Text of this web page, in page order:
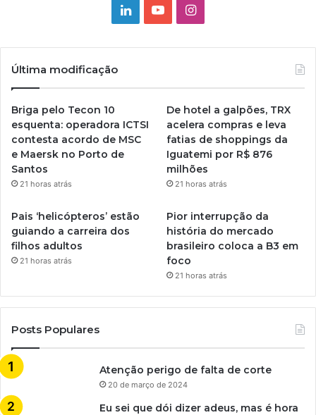
LinkedinYouTubeInstagram
Última modificação
Briga pelo Tecon 10
esquenta: operadora ICTSI
contesta acordo de MSC
e Maersk no Porto de
Santos
21 horas atrás
De hotel a galpões, TRX
acelera compras e leva
fatias de shoppings da
Iguatemi por R$ 876
milhões
21 horas atrás
Pais ‘helicópteros’ estão
guiando a carreira dos
filhos adultos
21 horas atrás
Pior interrupção da
história do mercado
brasileiro coloca a B3 em
foco
21 horas atrás
Posts Populares
Atenção perigo de falta de corte
20 de março de 2024
Eu sei que dói dizer adeus, mas é hora